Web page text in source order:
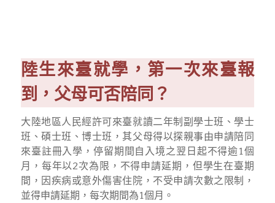
陸生來臺就學，第一次來臺報
到，父母可否陪同？
大陸地區人民經許可來臺就讀二年制副學士班、學士
班、碩士班、博士班，其父母得以探親事由申請陪同
來臺註冊入學，停留期間自入境之翌日起不得逾1個
月，每年以2次為限，不得申請延期，但學生在臺期
間，因疾病或意外傷害住院，不受申請次數之限制，
並得申請延期，每次期間為1個月。